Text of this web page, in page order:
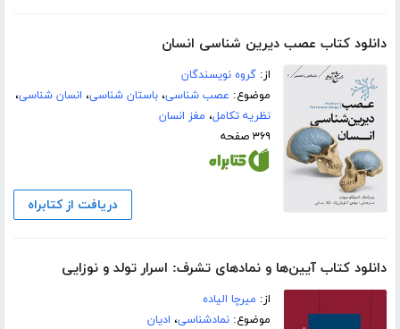
دانلود کتاب عصب دیرین شناسی انسان
از:گروه نویسندگان
موضوع: عصب شناسی،باستان شناسی، انسان شناسی،
نظریه تکامل، مغز انسان
۳۶۹ صفحه
دریافت از کتابراه
دانلود کتاب آیین‌ها و نمادهای تشرف: اسرار تولد و نوزایی
از: میرچا الیاده
موضوع:نمادشناسی، ادیان